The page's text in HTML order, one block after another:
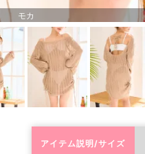
モカ
アイテム説明/サイズ